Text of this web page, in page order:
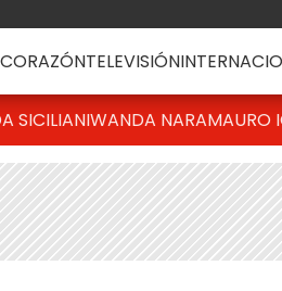
CORAZÓNTELEVISIÓN
SICILIANIWANDA NARAMAURO